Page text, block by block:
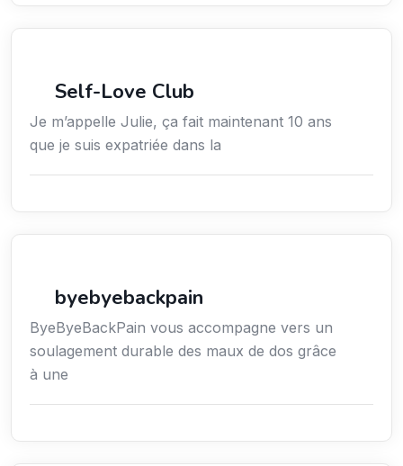
Self-Love Club
Je m’appelle Julie, ça fait maintenant 10 ans
que je suis expatriée dans la
byebyebackpain
ByeByeBackPain vous accompagne vers un
soulagement durable des maux de dos grâce
à une